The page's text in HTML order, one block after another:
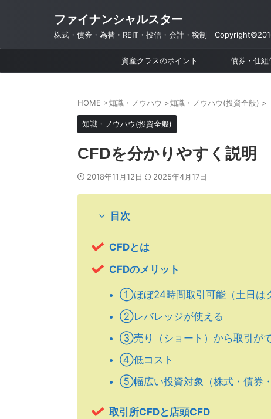
ファイナンシャルスター
株式・債券・為替・REIT・投信・会計・税制
資産クラスのポイント 債券・仕組
HOME >知識・ノウハウ >知識・ノウハウ(投資全般) >
知識・ノウハウ(投資全般)
CFDを分かりやすく説明
2018年11月12日 2025年4月17日
目次
CFDとは
CFDのメリット
①ほぼ24時間取引可能（土日は
②レバレッジが使える
③売り（ショート）から取引が
④低コスト
⑤幅広い投資対象（株式・債券・
取引所CFDと店頭CFD